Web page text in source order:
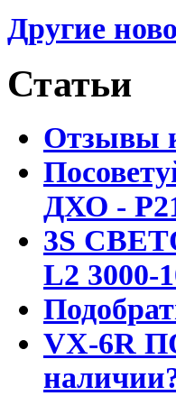
Другие
Статьи
Отзывы
ДХО -
3S
L2 3000-
VX-6R